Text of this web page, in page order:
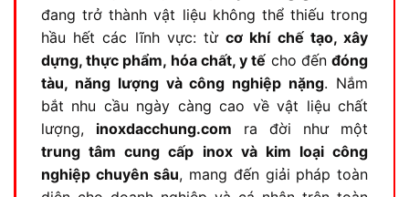
đang trở thành vật liệu không thể thiếu trong
hầu hết các lĩnh vực: từcơ khí chế tạo, xây
dựng, thực phẩm, hóa chất, y tế cho đếnđóng
tàu, năng lượng và công nghiệp nặng. Nắm
bắt nhu cầu ngày càng cao về vật liệu chất
lượng, inoxdacchung.com ra đời như một
trung tâm cung cấp inox và kim loại công
nghiệp chuyên sâu, mang đến giải pháp toàn